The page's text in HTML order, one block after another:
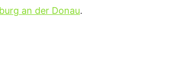
an der Donau.